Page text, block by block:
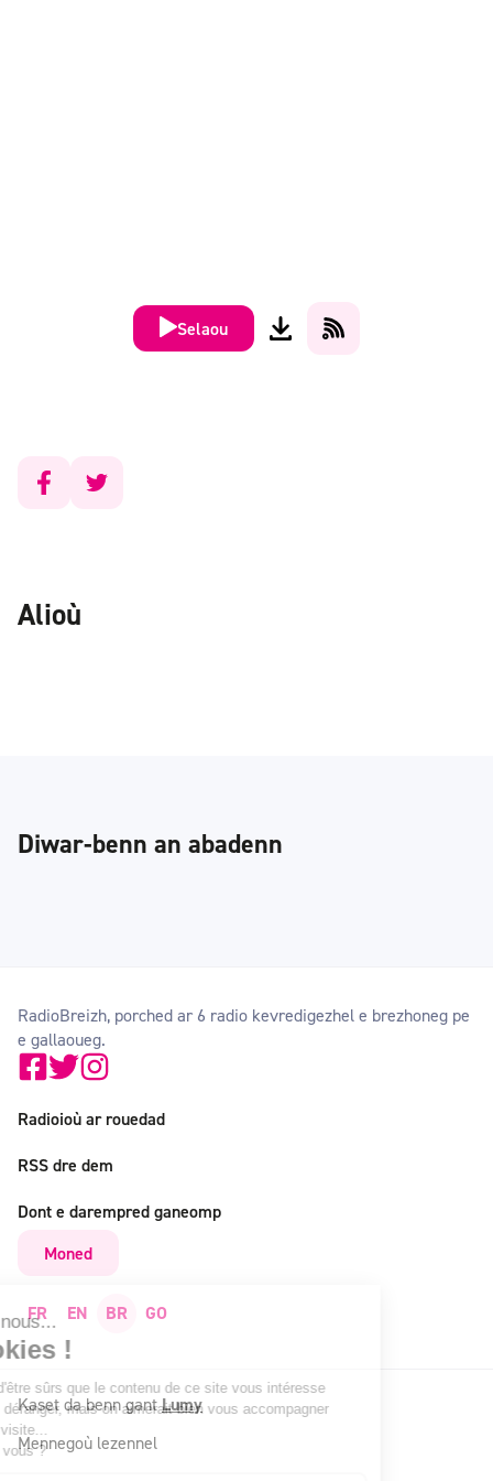
Selaou
Alioù
Diwar-benn an abadenn
RadioBreizh, porched ar 6 radio kevredigezhel e brezhoneg pe
e gallaoueg.
Radioioù ar rouedad
RSS dre dem
Dont e darempred ganeomp
Moned
FR EN BR GO
Kaset da benn gantLumy
Mennegoù lezennel
c'est nous...
Cookies !
attendu d'être sûrs que le contenu de ce site vous intéresse
de vous déranger, mais on aimerait bien vous accompagner
votre visite...
OK pour vous ?